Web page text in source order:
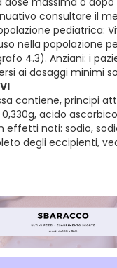
consultare il
pediatrica:
nella popolazione
4.3). Anziani: i
ai dosaggi minimi
contiene, principi
acido
effetti noti: sodio,
degli eccipienti,